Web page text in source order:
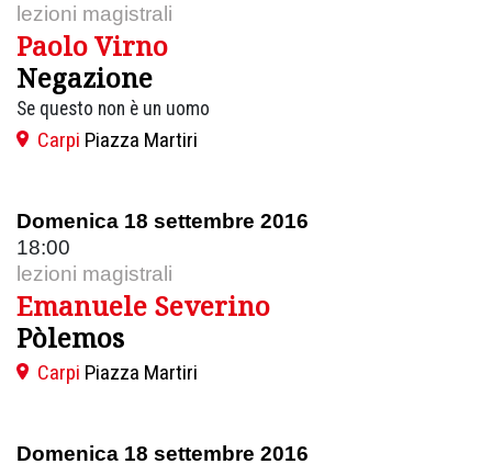
lezioni magistrali
Paolo Virno
Negazione
Se questo non è un uomo
Carpi Piazza Martiri
Domenica 18 settembre 2016
18:00
lezioni magistrali
Emanuele Severino
Pòlemos
Carpi Piazza Martiri
Domenica 18 settembre 2016